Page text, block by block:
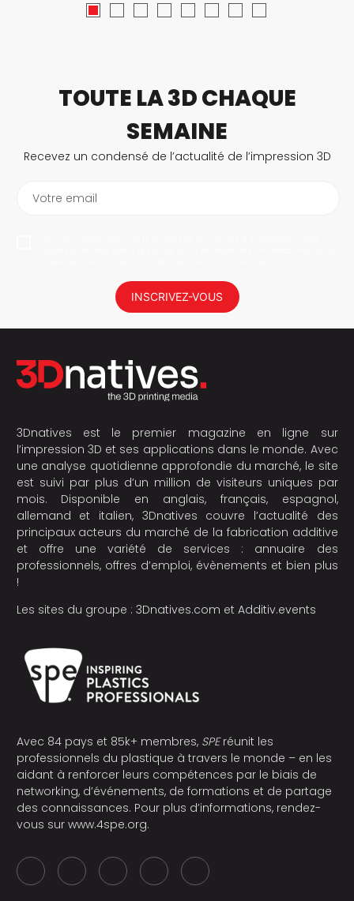
TOUTE LA 3D CHAQUE
SEMAINE
Recevez un condensé de l’actualité de l’impression 3D
Votre email
INSCRIVEZ-VOUS
3Dnatives est le premier magazine en ligne sur
l’impression 3D et ses applications dans le monde. Avec
une analyse quotidienne approfondie du marché, le site
est suivi par plus d’un million de visiteurs uniques par
mois. Disponible en anglais, français, espagnol,
allemand et italien, 3Dnatives couvre l’actualité des
principaux acteurs du marché de la fabrication additive
et offre une variété de services : annuaire des
professionnels, offres d’emploi, évènements et bien plus
!
Les sites du groupe : 3Dnatives.com et Additiv.events
Avec 84 pays et 85k+ membres, SPEréunit les
professionnels du plastique à travers le monde – en les
aidant à renforcer leurs compétences par le biais de
networking, d’événements, de formations et de partage
des connaissances. Pour plus d’informations, rendez-
vous sur www.4spe.org.